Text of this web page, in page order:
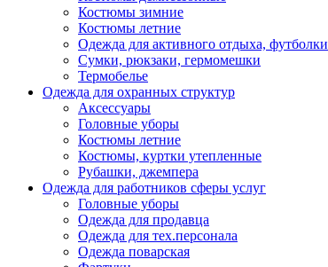
Костюмы зимние
Костюмы летние
Одежда для активного отдыха, футболки
Сумки, рюкзаки, гермомешки
Термобелье
Одежда для охранных структур
Аксессуары
Головные уборы
Костюмы летние
Костюмы, куртки утепленные
Рубашки, джемпера
Одежда для работников сферы услуг
Головные уборы
Одежда для продавца
Одежда для тех.персонала
Одежда поварская